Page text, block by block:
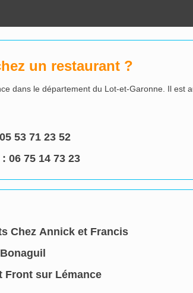
un restaurant ?
dans le département du Lot-et-Garonne. Il est
05 53 71 23 52
06 75 14 73 23
Chez Annick et Francis
Bonaguil
Front sur Lémance​